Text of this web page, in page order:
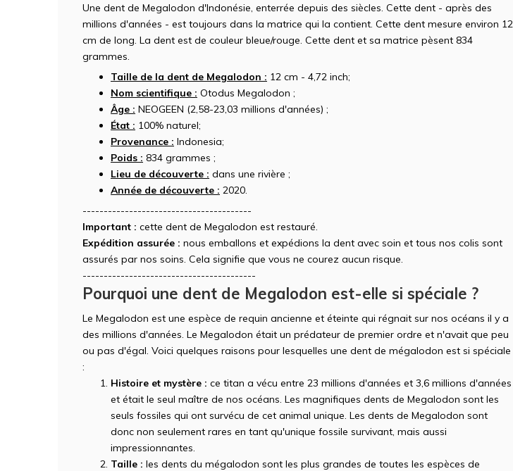
Une dent de Megalodon d'Indonésie, enterrée depuis des siècles. Cette dent - après des
millions d'années - est toujours dans la matrice qui la contient. Cette dent mesure environ 12
cm de long. La dent est de couleur bleue/rouge. Cette dent et sa matrice pèsent 834
grammes.
Taille de la dent de Megalodon : 12 cm - 4,72 inch;
Nom scientifique : Otodus Megalodon ;
Âge : NEOGEEN (2,58-23,03 millions d'années) ;
État : 100% naturel;
Provenance : Indonesia;
Poids : 834 grammes ;
Lieu de découverte : dans une rivière ;
Année de découverte : 2020.
----------------------------------------
Important : cette dent de Megalodon est restauré.
Expédition assurée : nous emballons et expédions la dent avec soin et tous nos colis sont
assurés par nos soins. Cela signifie que vous ne courez aucun risque.
-----------------------------------------
Pourquoi une dent de Megalodon est-elle si spéciale ?
Le Megalodon est une espèce de requin ancienne et éteinte qui régnait sur nos océans il y a
des millions d'années. Le Megalodon était un prédateur de premier ordre et n'avait que peu
ou pas d'égal. Voici quelques raisons pour lesquelles une dent de mégalodon est si spéciale
:
Histoire et mystère : ce titan a vécu entre 23 millions d'années et 3,6 millions d'années
et était le seul maître de nos océans. Les magnifiques dents de Megalodon sont les
seuls fossiles qui ont survécu de cet animal unique. Les dents de Megalodon sont
donc non seulement rares en tant qu'unique fossile survivant, mais aussi
impressionnantes.
Taille : les dents du mégalodon sont les plus grandes de toutes les espèces de